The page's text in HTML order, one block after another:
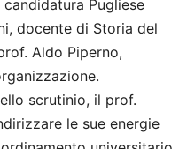
Pugliese
docente di Storia del
Aldo Piperno,
scrutinio, il prof.
le sue energie